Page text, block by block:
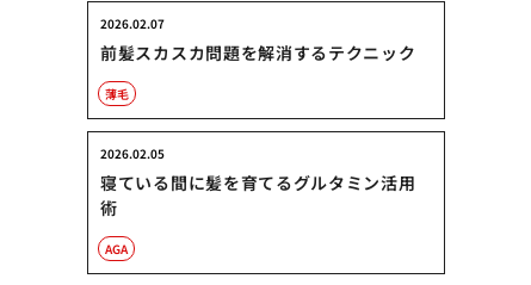
前髪スカスカ問題を解消するテクニック
2026.02.07
薄毛
寝ている間に髪を育てるグルタミン活用
術
2026.02.05
AGA